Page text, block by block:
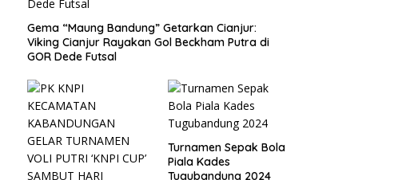
Gema “Maung Bandung” Getarkan Cianjur:
Viking Cianjur Rayakan Gol Beckham Putra di
GOR Dede Futsal
Turnamen Sepak Bola
Piala Kades
Tugubandung 2024